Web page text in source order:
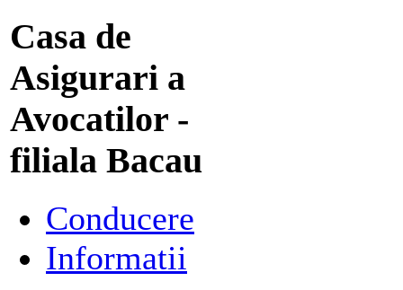
Casa de
Asigurari a
Avocatilor -
filiala Bacau
Conducere
Informatii